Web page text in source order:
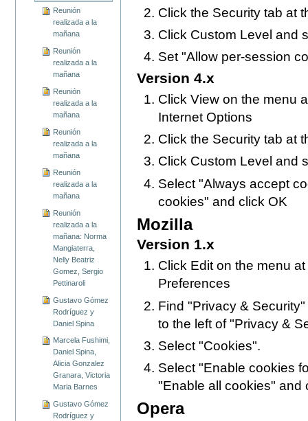
Reunión
realizada a la
mañana
Reunión
realizada a la
mañana
Reunión
realizada a la
mañana
Reunión
realizada a la
mañana
Reunión
realizada a la
mañana
Reunión
realizada a la
mañana: Norma
Mangiaterra,
Nelly Beatriz
Gomez, Sergio
Pettinaroli
Gustavo Gómez
Rodríguez y
Daniel Spina
Marcela Fushimi,
Daniel Spina,
Alicia Gonzalez
Granara, Victoria
Maria Barnes
Gustavo Gómez
Rodríguez y
Click the Security tab at
Click Custom Level and
Set "Allow per-session
Version 4.x
Click View on the menu
Internet Options
Click the Security tab at
Click Custom Level and
Select "Always accept
cookies" and click OK
Mozilla
Version 1.x
Click Edit on the menu
Preferences
Find "Privacy &
to the left of "Privacy &
Select "Cookies".
Select "Enable cookies
"Enable all cookies" and
Opera